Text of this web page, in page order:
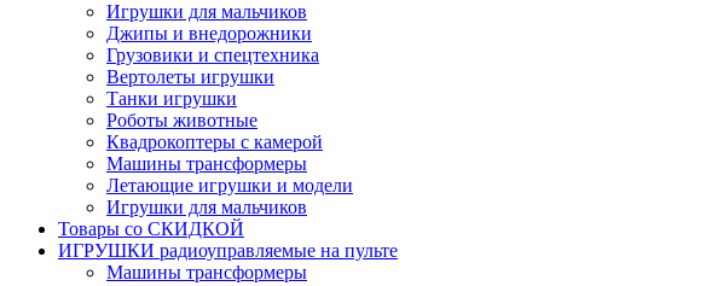
Игрушки для мальчиков
Джипы и внедорожники
Грузовики и спецтехника
Вертолеты игрушки
Танки игрушки
Роботы животные
Квадрокоптеры с камерой
Машины трансформеры
Летающие игрушки и модели
Игрушки для мальчиков
Товары со СКИДКОЙ
ИГРУШКИ радиоуправляемые на пульте
Машины трансформеры